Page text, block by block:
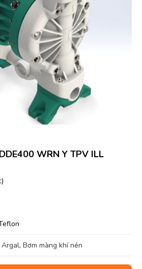
WRN Y TPV ILL
Argal, Bơm màng khí nén